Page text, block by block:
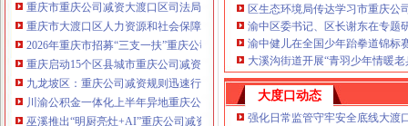
重庆市重庆公司减资大渡口区司法局新山村司法所走进平安社区开展未成年人
重庆市大渡口区人力资源和社会保障局关于2026年7月份认定符合特殊工种从
2026年重庆市招募“三支一扶”重庆公司减资规则计划人员公示（第一批）
重庆启动15个区县城市重庆公司减资内涝灾害Ⅳ级防御响应
九龙坡区：重庆公司减资规则迅速行动筑牢强降雨安全防线
川渝公积金一体化上半年异地重庆公司减资代办贷款突破7.48亿元
巫溪推出“明厨亮灶+AI”重庆公司减资规则守护外卖食品安全
区生态环境局传达学习市重庆公
渝中区委书记、区长谢东在专题
渝中健儿在全国少年跆拳道锦标
大溪沟街道开展“青羽少年情暖
大度口动态
强化日常监管守牢安全底线大渡